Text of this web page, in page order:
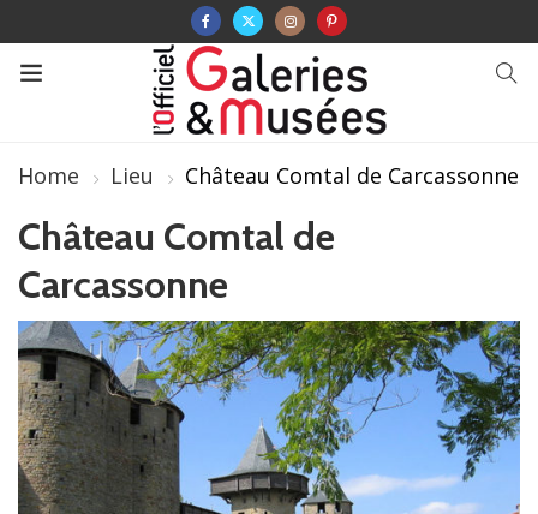
Home Lieu Château Comtal de Carcassonne
Château Comtal de
Carcassonne